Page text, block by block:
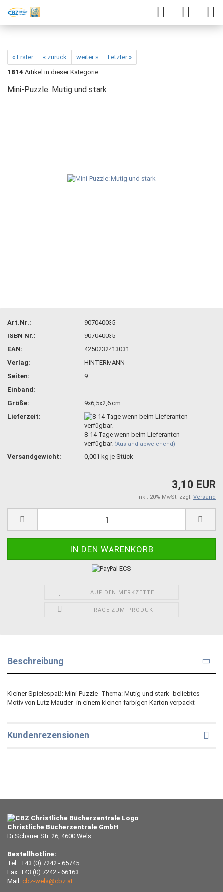
« Erster « zurück weiter »
Letzter »
1814 Artikel in dieser Kategorie
Mini-Puzzle: Mutig und stark
Art.Nr.:
907040035
ISBN Nr.:
907040035
EAN:
4250232413031
Verlag:
HINTERMANN
Seiten:
9
Einband:
---
Größe:
9x6,5x2,6 cm
Lieferzeit:
8-14 Tage wenn beim Lieferanten
verfügbar. (Ausland abweichend)
Versandgewicht: 0,001 kg je Stück
3,10 EUR
inkl. 20% MwSt. zzgl. Versand
AUF DEN MERKZETTEL
FRAGE ZUM PRODUKT
Beschreibung
Kleiner Spielespaß: Mini-Puzzle- Thema: Mutig und stark- beliebtes
Motiv von Lutz Mauder- in einem kleinen farbigen Karton verpackt
Kundenrezensionen
Christliche Bücherzentrale GmbH
Dr.Schauer Str. 26, 4600 Wels
Bestellhotline:
Tel.: +43 (0) 7242 - 65745
Fax: +43 (0) 7242 - 66163
Mail: cbz-wels@cbz.at